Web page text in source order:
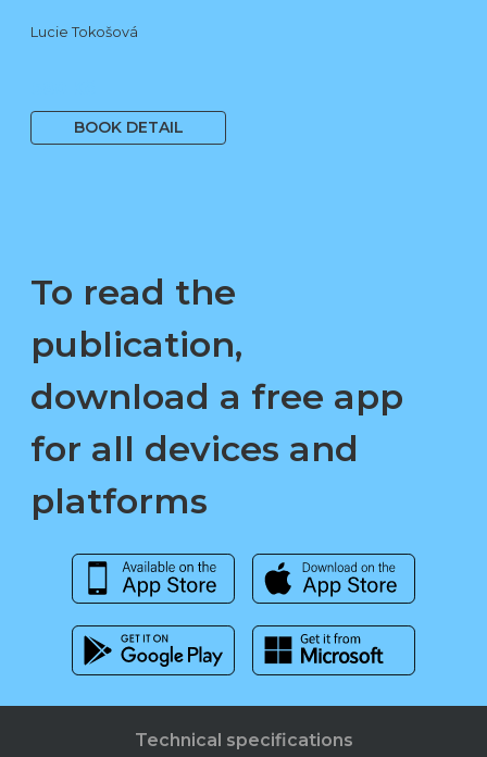
Lucie Tokošová
BOOK DETAIL
To read the
publication,
download a free app
for all devices and
platforms
Technical specifications